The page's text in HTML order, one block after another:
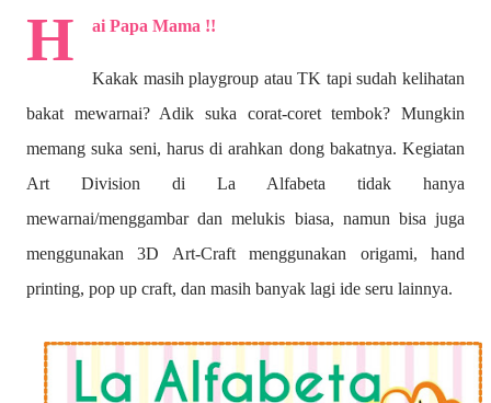
H ai Papa Mama !!
Kakak masih playgroup atau TK tapi sudah kelihatan
bakat mewarnai? Adik suka corat-coret tembok? Mungkin
memang suka seni, harus di arahkan dong bakatnya. Kegiatan
Art Division di La Alfabeta tidak hanya
mewarnai/menggambar dan melukis biasa, namun bisa juga
menggunakan 3D Art-Craft menggunakan origami, hand
printing, pop up craft, dan masih banyak lagi ide seru lainnya.